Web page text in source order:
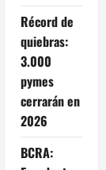
Récord de
quiebras:
3.000
pymes
cerrarán en
2026
BCRA: